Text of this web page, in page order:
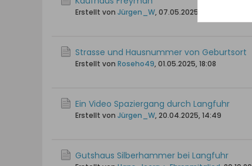
Erstellt von Jürgen_W, 07.05.2025, 11:37
Strasse und Hausnummer von Geburtsort
Erstellt von Roseho49, 01.05.2025, 18:08
Ein Video Spaziergang durch Langfuhr
Erstellt von Jürgen_W, 20.04.2025, 14:49
Gutshaus Silberhammer bei Langfuhr